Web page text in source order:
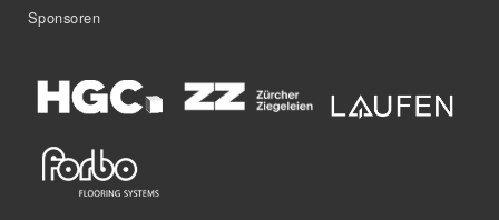
Sponsoren